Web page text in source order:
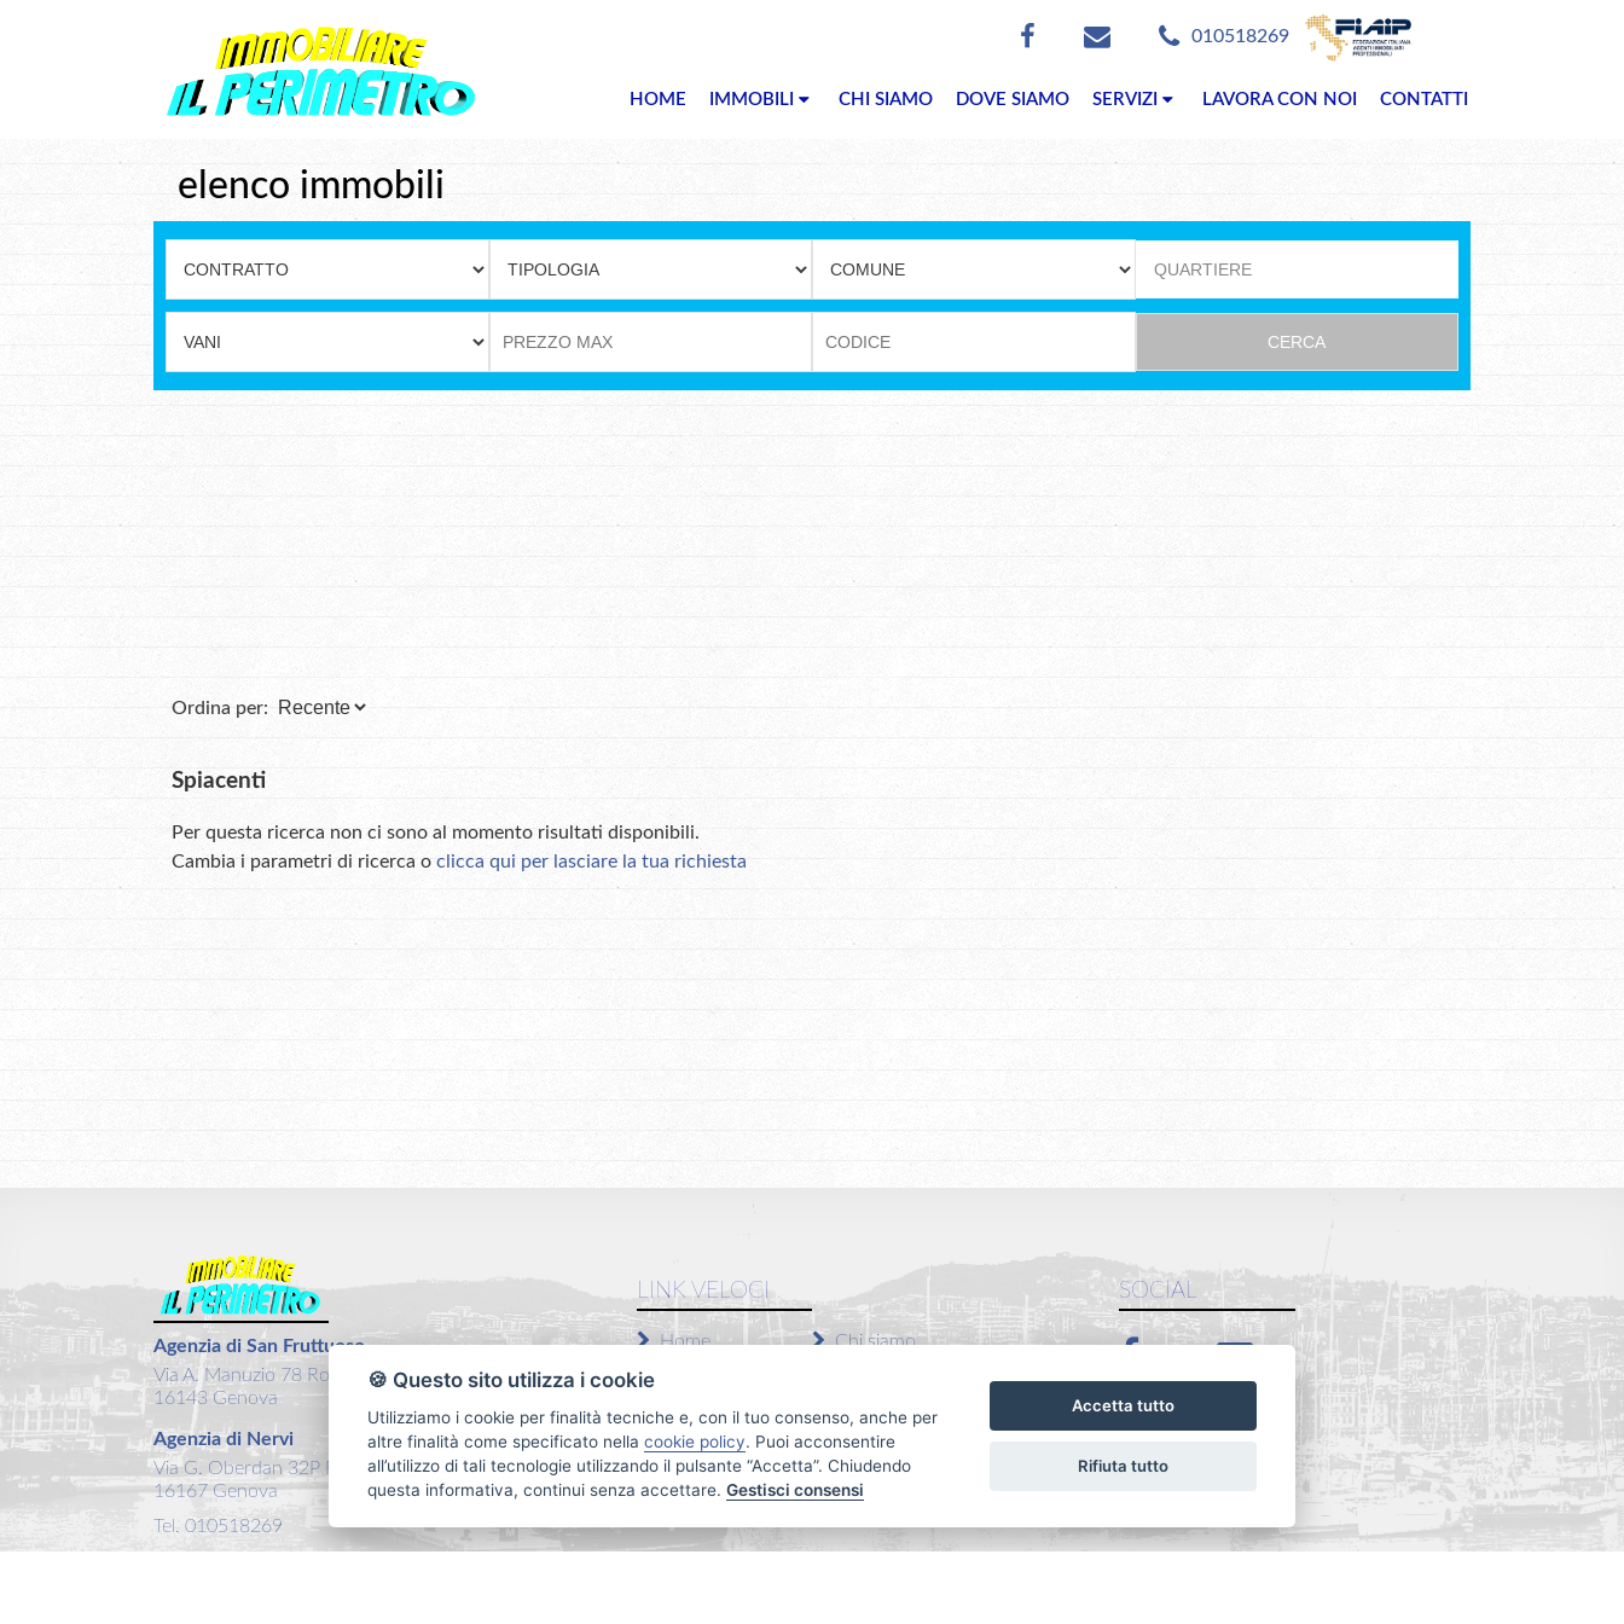
010518269
HOME IMMOBILI CHI SIAMO DOVE SIAMO SERVIZI LAVORA CON NOI CONTATTI
elenco immobili
QUARTIERE
CERCA
Ordina per:
Spiacenti
Per questa ricerca non ci sono al momento risultati disponibili.
Cambia i parametri di ricerca o clicca qui per lasciare la tua richiesta
Agenzia di San Fruttuoso
Via A. Manuzio 78 Rosso
16143 Genova
Agenzia di Nervi
Via G. Oberdan 32P Rosso
16167 Genova
Tel. 010518269
LINK VELOCI
Home
Affitti
Privacy Policy
Chi siamo
Contatti
Revoca consensi
SOCIAL
🍪 Questo sito utilizza i cookie
Utilizziamo i cookie per finalità tecniche e, con il tuo consenso, anche per
altre finalità come specificato nella cookie policy. Puoi acconsentire
all’utilizzo di tali tecnologie utilizzando il pulsante “Accetta”. Chiudendo
questa informativa, continui senza accettare. Gestisci consensi
Accetta tutto
Rifiuta tutto